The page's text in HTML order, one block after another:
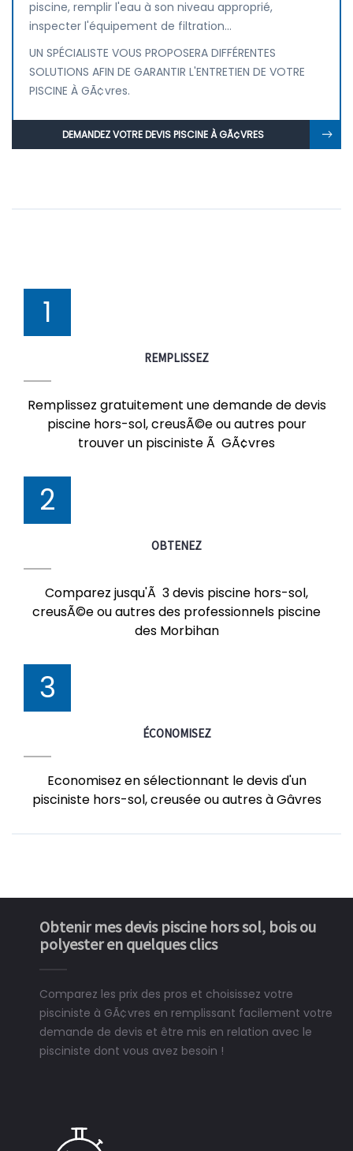
piscine, remplir l'eau à son niveau approprié,
inspecter l'équipement de filtration...
UN SPÉCIALISTE VOUS PROPOSERA DIFFÉRENTES
SOLUTIONS AFIN DE GARANTIR L'ENTRETIEN DE VOTRE
PISCINE À GÃ¢vres.
DEMANDEZ VOTRE DEVIS PISCINE À GÃ¢VRES
1
REMPLISSEZ
Remplissez gratuitement une demande de devis
piscine hors-sol, creusÃ©e ou autres pour
trouver un pisciniste Ã GÃ¢vres
2
OBTENEZ
Comparez jusqu'Ã 3 devis piscine hors-sol,
creusÃ©e ou autres des professionnels piscine
des Morbihan
3
ÉCONOMISEZ
Economisez en sélectionnant le devis d'un
pisciniste hors-sol, creusée ou autres à Gâvres
Obtenir mes devis piscine hors sol, bois ou
polyester en quelques clics
Comparez les prix des pros et choisissez votre
pisciniste à GÃ¢vres en remplissant facilement votre
demande de devis et être mis en relation avec le
pisciniste dont vous avez besoin !